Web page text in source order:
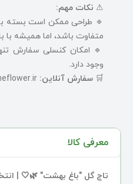
⚠ نکات مهم:
🔹 طراحی ممکن است بسته
متفاوت باشد، اما همیشه با
وجود دارد.
🛒 سفارش آنلاین:
معرفی کالا
تاج گل "باغ بهشت" 🌿🤍 |